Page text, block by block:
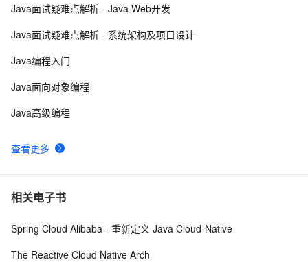
10缓存工厂之Redis缓存
查看更多
Java面试疑难点解析 - Java Web开发
Java面试疑难点解析 - 系统架构及项目设计
Java编程入门
Java面向对象编程
Java高级编程
相关电子书
Spring Cloud Alibaba - 重新定义 Java Cloud-Native
The Reactive Cloud Native Arch